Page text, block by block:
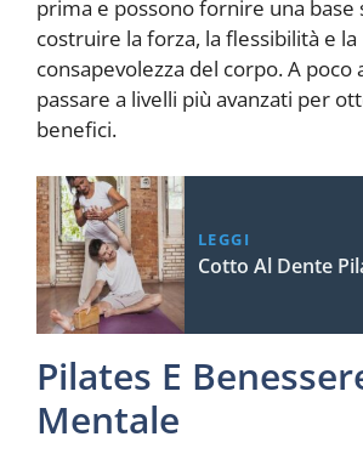
prima e possono fornire una base
costruire la forza, la flessibilità e la
consapevolezza del corpo. A poco
passare a livelli più avanzati per
benefici.
LEGGI
Cotto Al Dente
Pilates E
Mentale